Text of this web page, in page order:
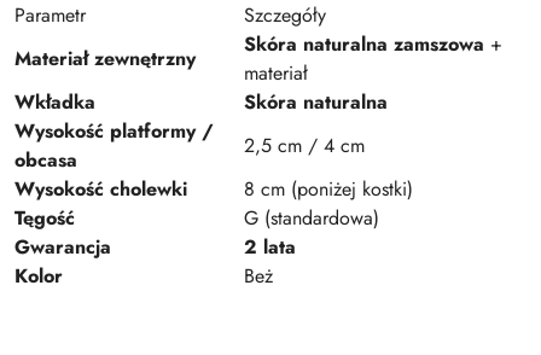
Parametr
Szczegóły
Materiał zewnętrzny
Skóra naturalna zamszowa +
materiał
Wkładka
Skóra naturalna
Wysokość platformy /
obcasa
2,5 cm / 4 cm
Wysokość cholewki
8 cm (poniżej kostki)
Tęgość
G (standardowa)
Gwarancja
2 lata
Kolor
Beż